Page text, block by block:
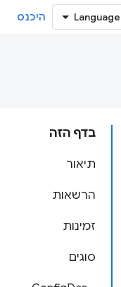
היכנס
בדף הזה
תיאור
הרשאות
זמינות
סוגים